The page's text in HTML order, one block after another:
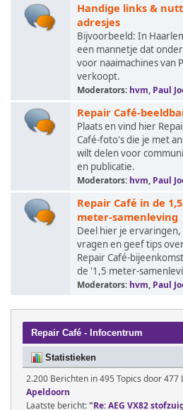
Handige links &
adresjes
Bijvoorbeeld: In
een mannetje dat
voor naaimachines van
verkoopt.
Moderators: hvm, Paul
Repair Café-
Plaats en vind hier
Café-foto's die je met
wilt delen voor
en publicatie.
Moderators: hvm, Paul
Repair Café in de 1,5
meter-samenleving
Deel hier je ervaringen,
vragen en geef tips
Repair Café-
de '1,5 meter-
Moderators: hvm, Paul
Repair Café - Infocentrum
Statistieken
2.200 Berichten in 495 Topics door 477
Apeldoorn
Laatste bericht:"Re: AEG VX82